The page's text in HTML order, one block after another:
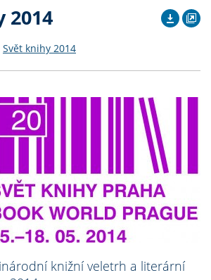
2014
Svět knihy 2014
knižní veletrh a literární